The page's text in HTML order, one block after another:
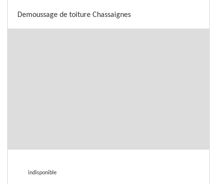
Demoussage de toiture Chassaignes
indisponible